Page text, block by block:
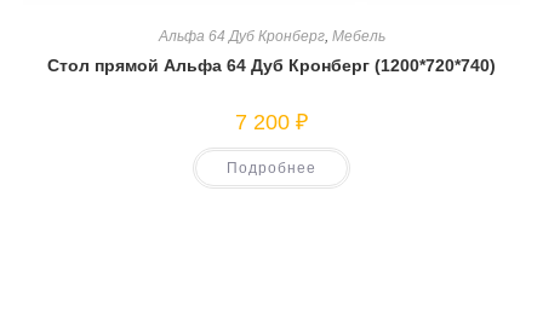
Альфа 64 Дуб Кронберг, Мебель
Стол прямой Альфа 64 Дуб Кронберг (1200*720*740)
7 200 ₽
Подробнее